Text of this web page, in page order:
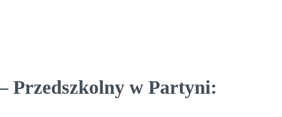
Przedszkolny w Partyni: